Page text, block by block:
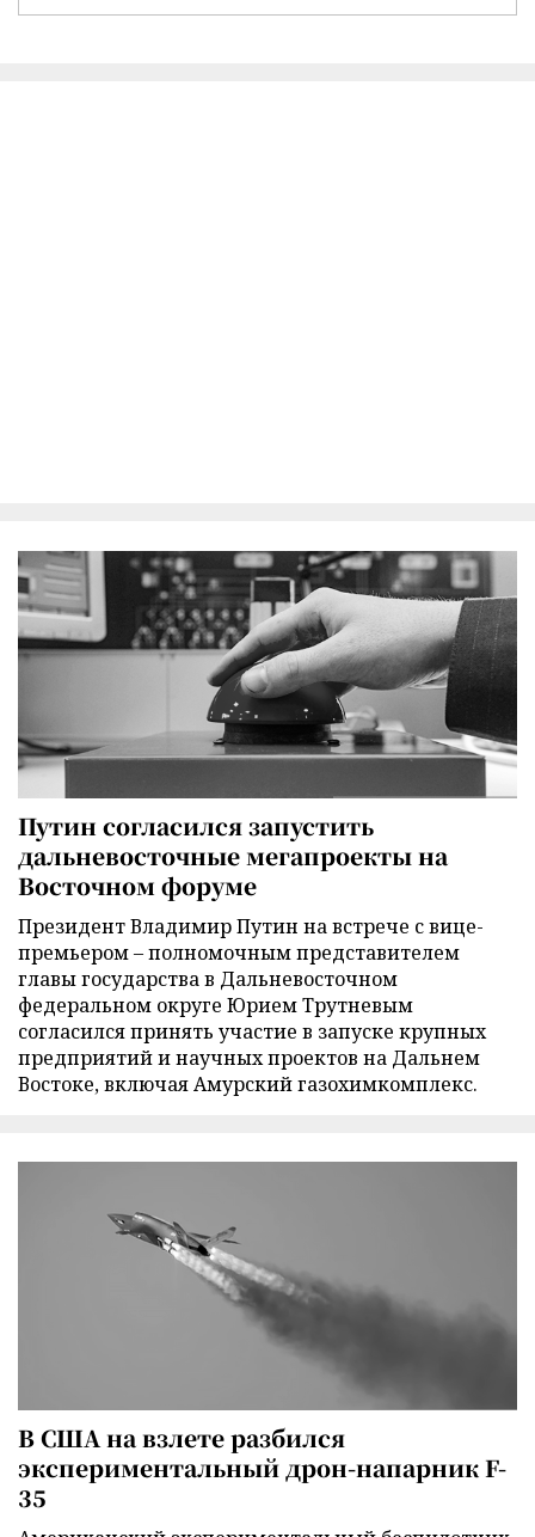
Путин согласился запустить
дальневосточные мегапроекты на
Восточном форуме
Президент Владимир Путин на встрече с вице-
премьером – полномочным представителем
главы государства в Дальневосточном
федеральном округе Юрием Трутневым
согласился принять участие в запуске крупных
предприятий и научных проектов на Дальнем
Востоке, включая Амурский газохимкомплекс.
В США на взлете разбился
экспериментальный дрон-напарник F-
35